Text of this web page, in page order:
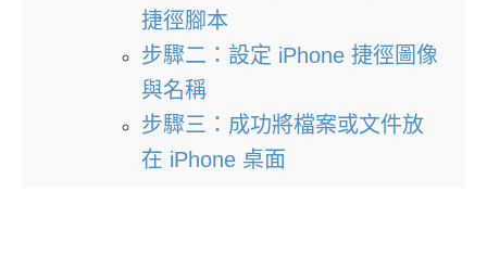
捷徑腳本
步驟二：設定 iPhone 捷徑圖像
與名稱
步驟三：成功將檔案或文件放
在 iPhone 桌面